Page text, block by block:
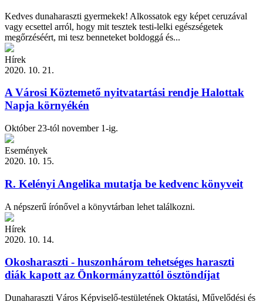
Kedves dunaharaszti gyermekek! Alkossatok egy képet ceruzával
vagy ecsettel arról, hogy mit tesztek testi-lelki egészségetek
megőrzéséért, mi tesz benneteket boldoggá és...
Hírek
2020. 10. 21.
A Városi Köztemető nyitvatartási rendje Halottak
Napja környékén
Október 23-tól november 1-ig.
Események
2020. 10. 15.
R. Kelényi Angelika mutatja be kedvenc könyveit
A népszerű írónővel a könyvtárban lehet találkozni.
Hírek
2020. 10. 14.
Okosharaszti - huszonhárom tehetséges haraszti
diák kapott az Önkormányzattól ösztöndíjat
Dunaharaszti Város Képviselő-testületének Oktatási, Művelődési és